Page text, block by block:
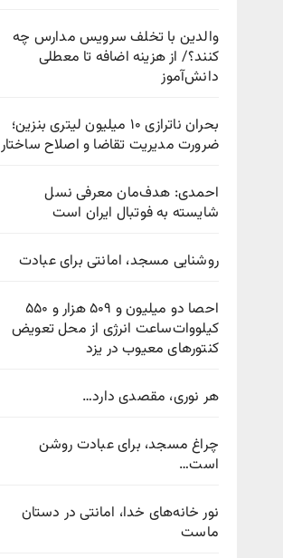
والدین با تخلف سرویس مدارس چه
کنند؟/ از هزینه اضافه تا معطلی
دانش‌آموز
بحران ناترازی ۱۰ میلیون لیتری بنزین؛
ضرورت مدیریت تقاضا و اصلاح ساختار
احمدی: هدف‌مان معرفی نسل
شایسته به فوتبال ایران است
روشنایی مسجد، امانتی برای عبادت
احصا دو میلیون و ۵۰۹ هزار و ۵۵۰
کیلووات‌ساعت انرژی از محل تعویض
کنتورهای معیوب در یزد
هر نوری، مقصدی دارد…
چراغ مسجد، برای عبادت روشن
است…
نور خانه‌های خدا، امانتی در دستان
ماست